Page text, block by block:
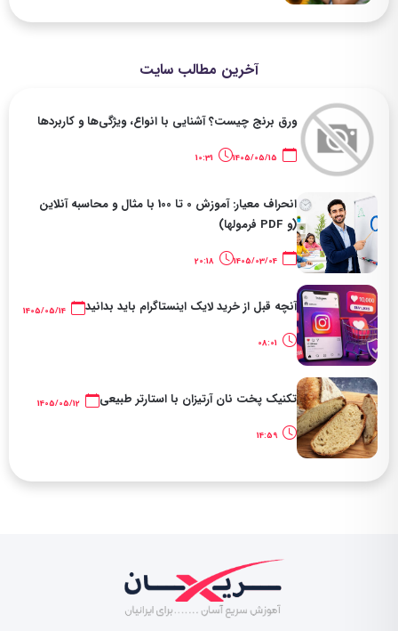
آخرین مطالب سایت
ورق برنج چیست؟ آشنایی با انواع، ویژگی‌ها و کاربردها
انحراف معیار: آموزش 0 تا 100 با مثال و محاسبه آنلاین
(و PDF فرمولها)
20:18
آنچه قبل از خرید لایک اینستاگرام باید بدانید
تکنیک پخت نان آرتیزان با استارتر طبیعی
14:59